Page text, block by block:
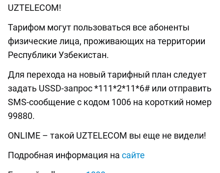
UZTELECOM!
Тарифом могут пользоваться все абоненты
физические лица, проживающих на территории
Республики Узбекистан.
Для перехода на новый тарифный план следует
задать USSD-запрос *111*2*11*6# или отправить
SMS-сообщение с кодом 1006 на короткий номер
99880.
ONLIME – такой UZTELECOM вы еще не видели!
Подробная информация на сайте